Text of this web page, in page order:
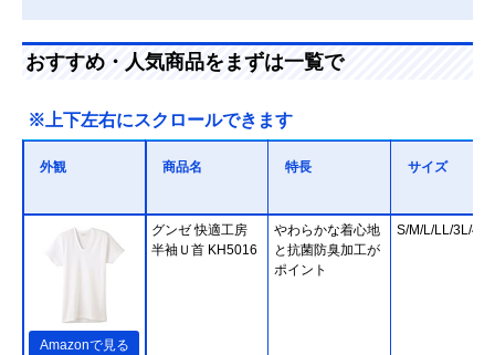
おすすめ・人気商品をまずは一覧で
※上下左右にスクロールできます
外観 商品名 特長 サイズ
Amazonで見る
グンゼ 快適工房
半袖Ｕ首 KH5016
やわらかな着心地
と抗菌防臭加工が
ポイント
S/M/L/LL/3L/4L